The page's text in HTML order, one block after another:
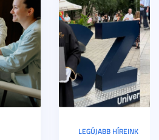
LEGÚJABB HÍREINK